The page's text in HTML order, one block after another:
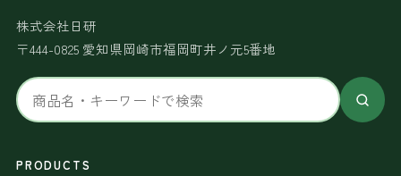
株式会社日研
〒444-0825 愛知県岡崎市福岡町井ノ元5番地
サ
イ
内
PRODUCTS